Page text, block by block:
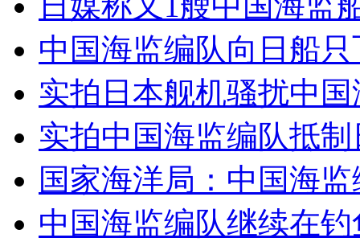
女孩北京地铁殴打老人 痛下狠手拳打脚踢
无痛分娩是否安全 医生回应
外交部：反对强权政治霸凌主义
外交部：有关国家言论片面不公正
中国海监编队向日船
实拍日本舰机骚扰中
实拍中国海监编队抵
国家海洋局：中国海
中国海监编队继续在